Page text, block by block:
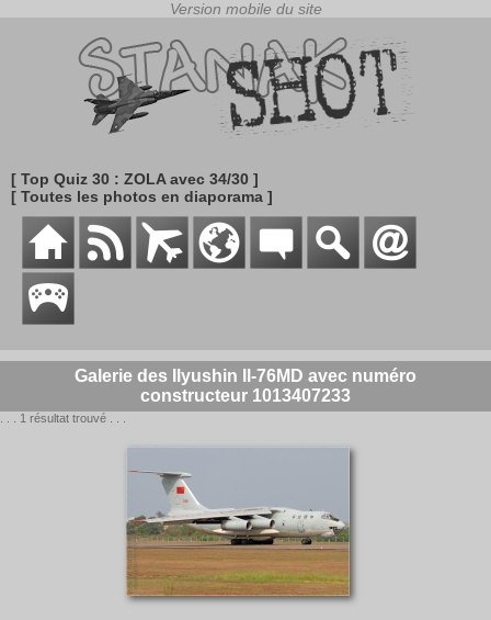
[ Top Quiz 30 : ZOLA avec 34/30 ]
[ Toutes les photos en diaporama ]
Galerie des Ilyushin Il-76MD avec numéro
constructeur 1013407233
. . . 1 résultat trouvé . . .